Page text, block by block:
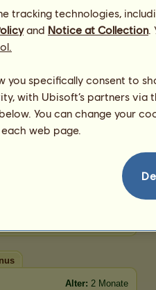
25.4
100%
94%
Insgesamt:
981.96
1181.39
575.37
Alter: 2 Monate
tracking technologies,
and Notice at Collection.
specifically consent to
with Ubisoft’s partners via
You can change your
web page.